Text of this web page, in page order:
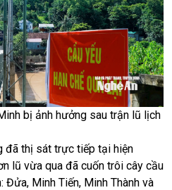
bị ảnh hưởng sau trận lũ lịch
đã thị sát trực tiếp tại hiện
lũ vừa qua đã cuốn trôi cây cầu
Đửa, Minh Tiến, Minh Thành và